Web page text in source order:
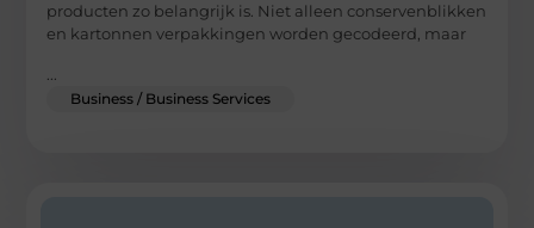
producten zo belangrijk is. Niet alleen conservenblikken
en kartonnen verpakkingen worden gecodeerd, maar
Business / Business Services